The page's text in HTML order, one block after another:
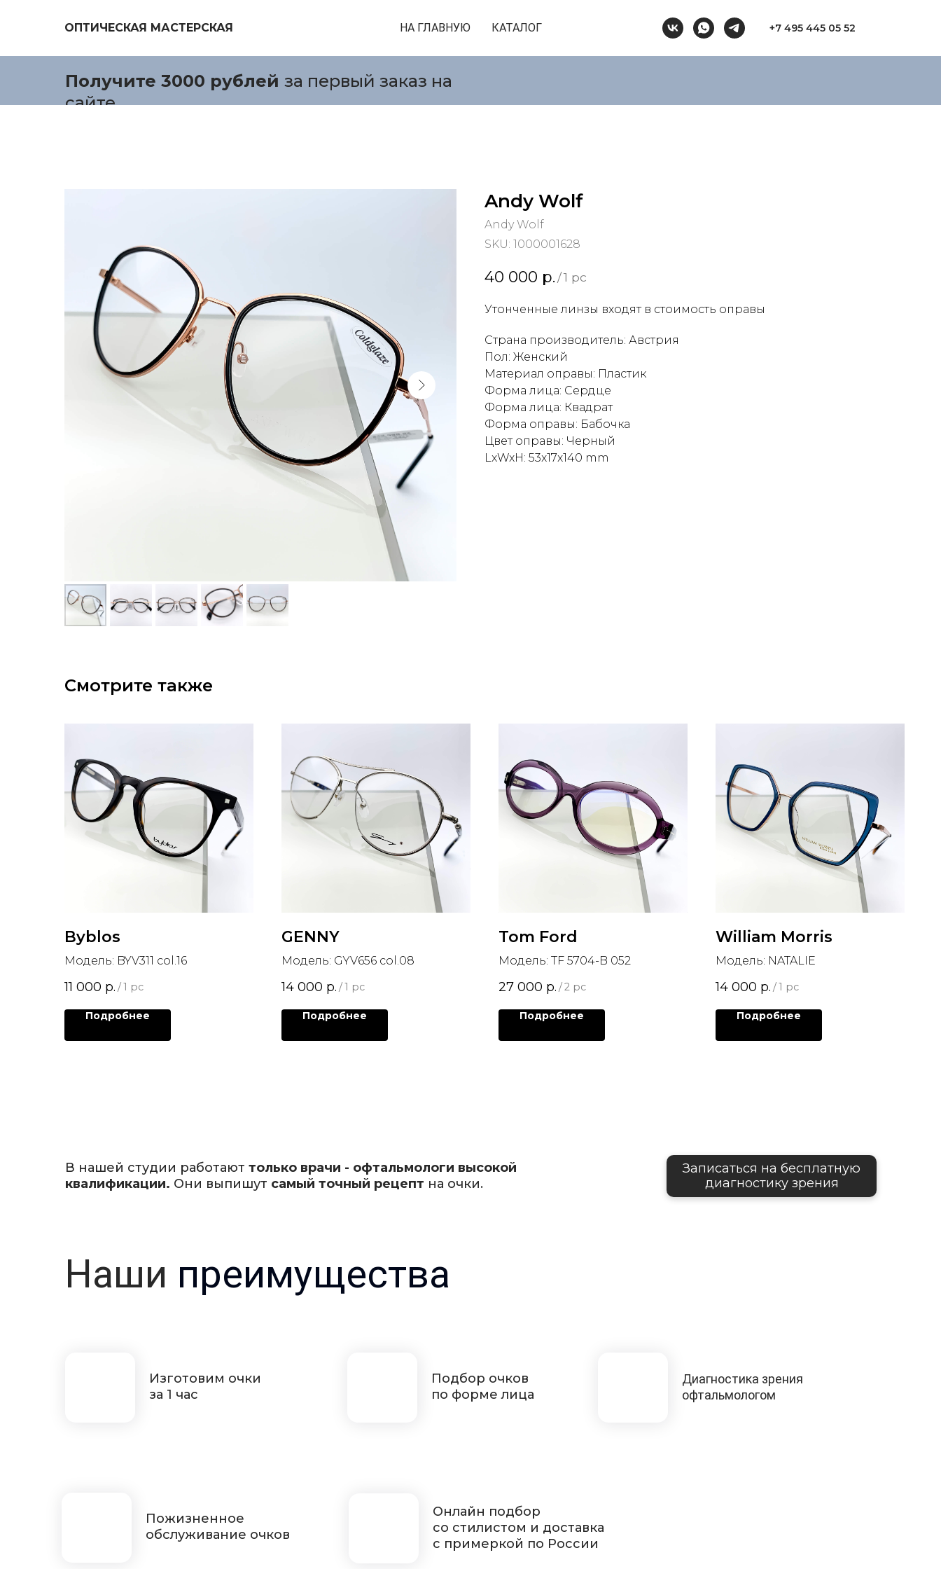
ОПТИЧЕСКАЯ МАСТЕРСКАЯ НА ГЛАВНУЮ КАТАЛОГ +7 495 445 05 52
Получите 3000 рублей за первый заказ на
сайте.
Andy Wolf
Andy Wolf
SKU: 1000001628
40 000 р. /1 pc
Утонченные линзы входят в стоимость оправы
Страна производитель: Австрия
Пол: Женский
Материал оправы: Пластик
Форма лица: Сердце
Форма лица: Квадрат
Форма оправы: Бабочка
Цвет оправы: Черный
LxWxH: 53x17x140 mm
Смотрите также
Byblos
Модель: BYV311 col.16
11 000 р. /1 pc
Подробнее
GENNY
Модель: GYV656 col.08
14 000 р. /1 pc
Подробнее
Tom Ford
Модель: TF 5704-B 052
27 000 р. /2 pc
Подробнее
William Morris
Модель: NATALIE
14 000 р. /1 pc
Подробнее
В нашей студии работают только врачи - офтальмологи высокой
квалификации. Они выпишут самый точный рецепт на очки.
Записаться на бесплатную
диагностику зрения
Наши преимущества
Изготовим очки
за 1 час
Подбор очков
по форме лица
Пожизненное
обслуживание очков
Онлайн подбор
со стилистом и доставка
с примеркой по России
Диагностика зрения
офтальмологом